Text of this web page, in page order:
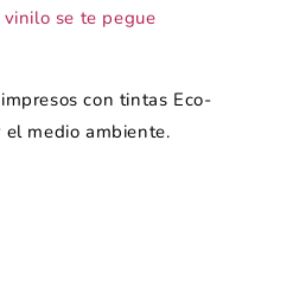
se te pegue
con tintas Eco-
medio ambiente.